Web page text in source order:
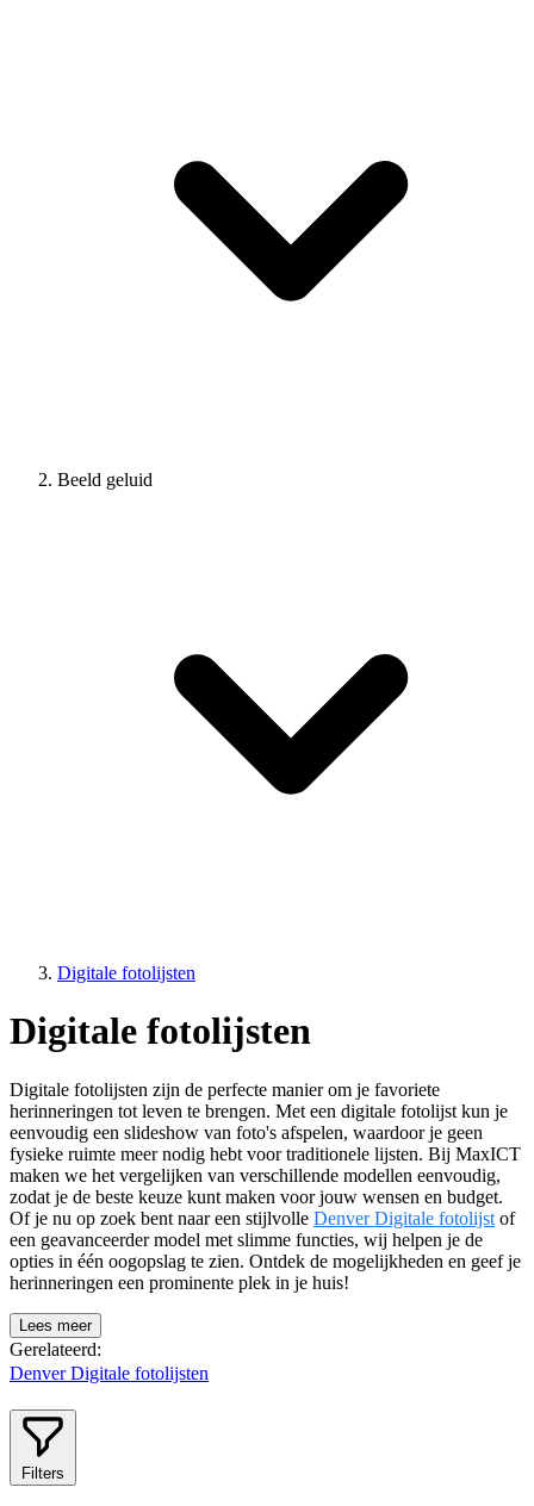
Beeld geluid
Digitale fotolijsten
Digitale fotolijsten
Digitale fotolijsten zijn de perfecte manier om je favoriete
herinneringen tot leven te brengen. Met een digitale fotolijst kun je
eenvoudig een slideshow van foto's afspelen, waardoor je geen
fysieke ruimte meer nodig hebt voor traditionele lijsten. Bij MaxICT
maken we het vergelijken van verschillende modellen eenvoudig,
zodat je de beste keuze kunt maken voor jouw wensen en budget.
Of je nu op zoek bent naar een stijlvolle Denver Digitale fotolijst of
een geavanceerder model met slimme functies, wij helpen je de
opties in één oogopslag te zien. Ontdek de mogelijkheden en geef je
herinneringen een prominente plek in je huis!
Lees meer
Gerelateerd:
Denver Digitale fotolijsten
Filters